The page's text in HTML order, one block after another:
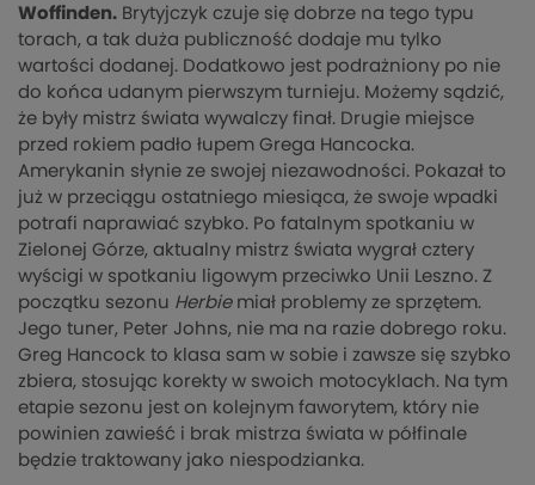
Woffinden. Brytyjczyk czuje się dobrze na tego typu
torach, a tak duża publiczność dodaje mu tylko
wartości dodanej. Dodatkowo jest podrażniony po nie
do końca udanym pierwszym turnieju. Możemy sądzić,
że były mistrz świata wywalczy finał. Drugie miejsce
przed rokiem padło łupem Grega Hancocka.
Amerykanin słynie ze swojej niezawodności. Pokazał to
już w przeciągu ostatniego miesiąca, że swoje wpadki
potrafi naprawiać szybko. Po fatalnym spotkaniu w
Zielonej Górze, aktualny mistrz świata wygrał cztery
wyścigi w spotkaniu ligowym przeciwko Unii Leszno. Z
początku sezonu Herbiemiał problemy ze sprzętem.
Jego tuner, Peter Johns, nie ma na razie dobrego roku.
Greg Hancock to klasa sam w sobie i zawsze się szybko
zbiera, stosując korekty w swoich motocyklach. Na tym
etapie sezonu jest on kolejnym faworytem, który nie
powinien zawieść i brak mistrza świata w półfinale
będzie traktowany jako niespodzianka.